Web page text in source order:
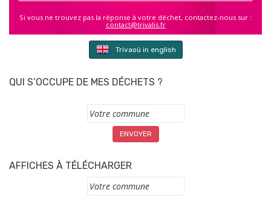
Si vous ne trouvez pas la réponse à votre déchet, contactez-nous sur :
contact@trivalis.fr
Trivaoù in english
QUI S’OCCUPE DE MES DÉCHETS ?
Commune
AFFICHES À TÉLÉCHARGER
Commune